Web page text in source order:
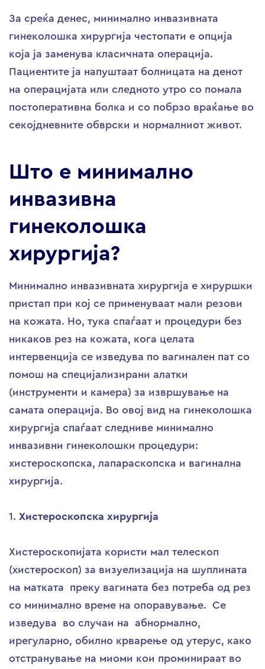
За среќа денес, минимално инвазивната
гинеколошка хирургија честопати е опција
која ја заменува класичната операција.
Пациентите ја напуштаат болницата на денот
на операцијата или следното утро со помала
постоперативна болка и со побрзо враќање во
секојдневните обврски и нормалниот живот.
Што е минимално
инвазивна
гинеколошка
хирургија?
Минимално инвазивната хирургија е хируршки
пристап при кој се применуваат мали резови
на кожата. Но, тука спаѓаат и процедури без
никаков рез на кожата, кога целата
интервенција се изведува по вагинален пат со
помош на специјализирани алатки
(инструменти и камера) за извршување на
самата операција. Во овој вид на гинеколошка
хирургија спаѓаат следниве минимално
инвазивни гинеколошки процедури:
хистероскопска, лапараскопска и вагинална
хирургија.
1. Хистероскопска хирургија
Хистероскопијата користи мал телескоп
(хистероскоп) за визуелизација на шуплината
на матката преку вагината без потреба од рез
со минимално време на опоравување. Се
изведува во случаи на абнормално,
ирегуларно, обилно крварење од утерус, како
отстранување на миоми кои проминираат во